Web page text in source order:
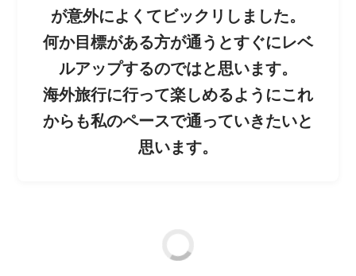
が意外によくてビックリしました。
何か目標がある方が通うとすぐにレベ
ルアップするのではと思います。
海外旅行に行って楽しめるようにこれ
からも私のペースで通っていきたいと
思います。